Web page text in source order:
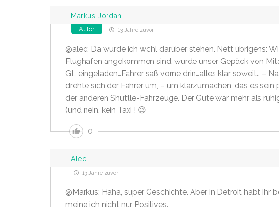
Markus Jordan
Autor 13 Jahre zuvor
@alec: Da würde ich wohl darüber stehen. Nett übrigens:
Flughafen angekommen sind, wurde unser Gepäck von
GL eingeladen…Fahrer saß vorne drin…alles klar soweit… –
drehte sich der Fahrer um, – um klarzumachen, das es sein
der anderen Shuttle-Fahrzeuge. Der Gute war mehr als
(und nein, kein Taxi ! 😉
0
Alec
13 Jahre zuvor
@Markus: Haha, super Geschichte. Aber in Detroit habt ihr
meine ich nicht nur Positives.